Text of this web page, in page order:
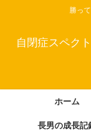
勝っ
自閉症スペク
ホーム
長男の成長記